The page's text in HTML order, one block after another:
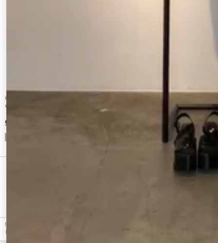
merry jenny
キャンディーフリルパンツ
9,900 円
ルーズワイドツイルパンツ
EMODA（エモダ）のパンツ、ルーズリラックスパンツの商品詳細情報。カラーはホワイト、グ
レー、カーキから選べます。